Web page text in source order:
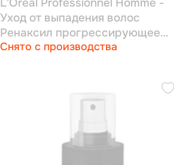
L'Oreal Professionnel Homme -
Уход от выпадения волос
Ренаксил прогрессирующее
выпадение 125 мл
Снято с производства